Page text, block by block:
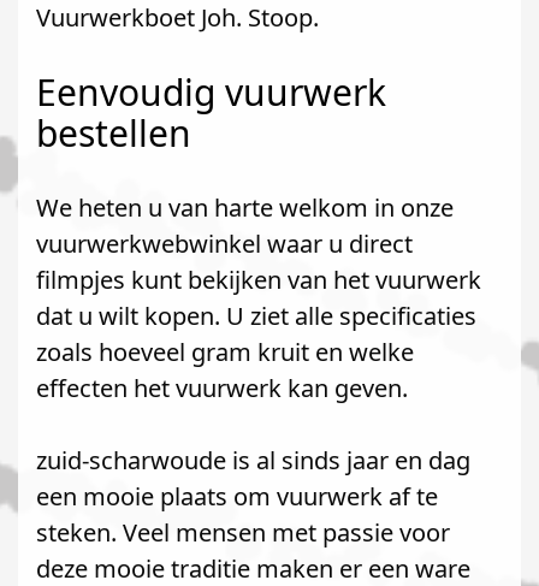
Vuurwerkboet Joh. Stoop.
Eenvoudig vuurwerk
bestellen
We heten u van harte welkom in onze
vuurwerkwebwinkel waar u direct
filmpjes kunt bekijken van het vuurwerk
dat u wilt kopen. U ziet alle specificaties
zoals hoeveel gram kruit en welke
effecten het vuurwerk kan geven.
zuid-scharwoude is al sinds jaar en dag
een mooie plaats om vuurwerk af te
steken. Veel mensen met passie voor
deze mooie traditie maken er een ware